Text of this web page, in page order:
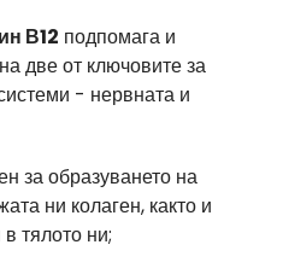
В12 подпомага и
две от ключовите за
- нервната и
за образуването на
ни колаген, както и
тялото ни;